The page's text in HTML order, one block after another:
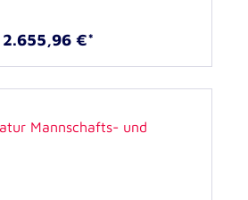
2.655,96 €*